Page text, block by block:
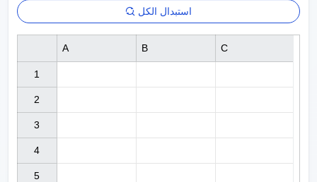
استبدال الكل
1
2
3
4
5
A B C